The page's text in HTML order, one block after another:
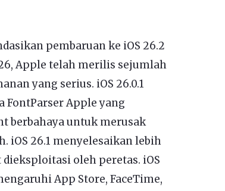
pembaruan ke iOS 26.2
Apple telah merilis sejumlah
yang serius. iOS 26.0.1
Apple yang
berbahaya untuk merusak
iOS 26.1 menyelesaikan lebih
oleh peretas. iOS
App Store, FaceTime,